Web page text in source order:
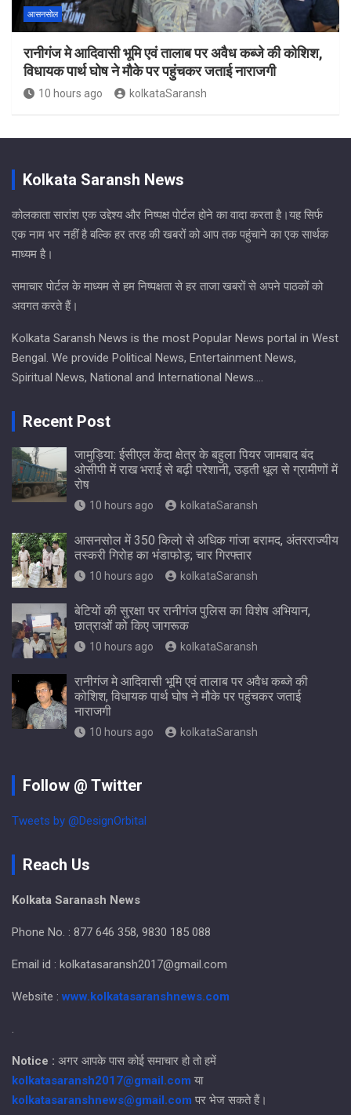
आसनसोल
रानीगंज मे आदिवासी भूमि एवं तालाब पर अवैध कब्जे की कोशिश,
विधायक पार्थ घोष ने मौके पर पहुंचकर जताई नाराजगी
10 hours ago kolkataSaransh
Kolkata Saransh News
कोलकाता सारांश एक उद्देश्य और निष्पक्ष पोर्टल होने का वादा करता है।यह सिर्फ
एक नाम भर नहीं है बल्कि हर तरह की खबरों को आप तक पहुंचाने का एक सार्थक
माध्यम है।
समाचार पोर्टल के माध्यम से हम निष्पक्षता से हर ताजा खबरों से अपने पाठकों को
अवगत करते हैं।
Kolkata Saransh News is the most Popular News portal in West
Bengal. We provide Political News, Entertainment News,
Spiritual News, National and International News….
Recent Post
जामुड़िया: ईसीएल केंदा क्षेत्र के बहुला पियर जामबाद बंद
ओसीपी में राख भराई से बढ़ी परेशानी, उड़ती धूल से ग्रामीणों में
रोष
10 hours ago kolkataSaransh
आसनसोल में 350 किलो से अधिक गांजा बरामद, अंतरराज्यीय
तस्करी गिरोह का भंडाफोड़; चार गिरफ्तार
10 hours ago kolkataSaransh
बेटियों की सुरक्षा पर रानीगंज पुलिस का विशेष अभियान,
छात्राओं को किए जागरूक
10 hours ago kolkataSaransh
रानीगंज मे आदिवासी भूमि एवं तालाब पर अवैध कब्जे की
कोशिश, विधायक पार्थ घोष ने मौके पर पहुंचकर जताई
नाराजगी
10 hours ago kolkataSaransh
Follow @ Twitter
Tweets by @DesignOrbital
Reach Us
Kolkata Saranash News
Phone No. : 877 646 358, 9830 185 088
Email id : kolkatasaransh2017@gmail.com
Website : www.kolkatasaranshnews.com
.
Notice : अगर आपके पास कोई समाचार हो तो हमें
kolkatasaransh2017@gmail.com या
kolkatasaranshnews@gmail.com पर भेज सकते हैं।